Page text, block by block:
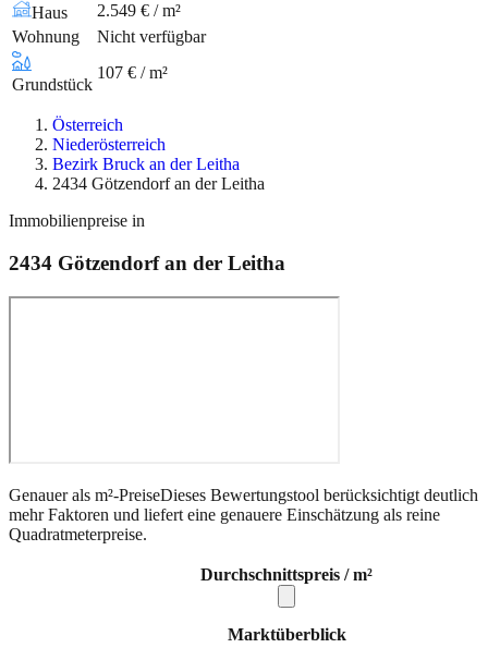
Haus
2.549 € / m²
Wohnung
Nicht verfügbar
Grundstück
107 € / m²
Österreich
Niederösterreich
Bezirk Bruck an der Leitha
2434 Götzendorf an der Leitha
Immobilienpreise in
2434 Götzendorf an der Leitha
Genauer als m²-PreiseDieses Bewertungstool berücksichtigt deutlich
mehr Faktoren und liefert eine genauere Einschätzung als reine
Quadratmeterpreise.
Durchschnittspreis / m²
Marktüberblick